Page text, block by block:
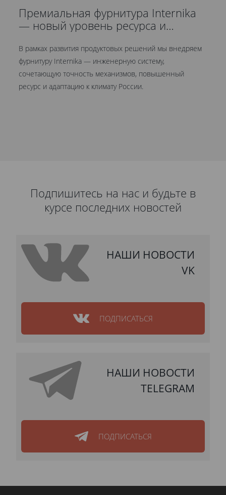
Премиальная фурнитура Internika
— новый уровень ресурса и
В рамках развития продуктовых решений мы внедряем
фурнитуру Internika — инженерную систему,
сочетающую точность механизмов, повышенный
ресурс и адаптацию к климату России.
Подпишитесь на нас и будьте в
курсе последних новостей
НАШИ НОВОСТИ
VK
ПОДПИСАТЬСЯ
НАШИ НОВОСТИ
TELEGRAM
ПОДПИСАТЬСЯ